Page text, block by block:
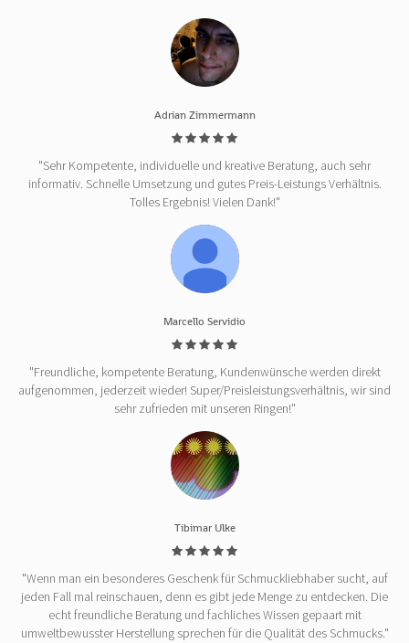
Adrian Zimmermann
"Sehr Kompetente, individuelle und kreative Beratung, auch sehr
informativ. Schnelle Umsetzung und gutes Preis-Leistungs Verhältnis.
Tolles Ergebnis! Vielen Dank!"
Marcello Servidio
"Freundliche, kompetente Beratung, Kundenwünsche werden direkt
aufgenommen, jederzeit wieder! Super/Preisleistungsverhältnis, wir sind
sehr zufrieden mit unseren Ringen!"
Tibimar Ulke
"Wenn man ein besonderes Geschenk für Schmuckliebhaber sucht, auf
jeden Fall mal reinschauen, denn es gibt jede Menge zu entdecken. Die
echt freundliche Beratung und fachliches Wissen gepaart mit
umweltbewusster Herstellung sprechen für die Qualität des Schmucks."